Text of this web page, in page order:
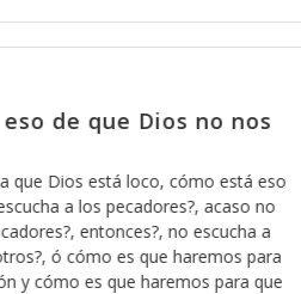
nada más orar
sirve
2018
días que reflexiono acerca de la
pues ese método que Dios usa para
no ocultos sino profundos
entre más nos vamos
nos permite Dios ver en